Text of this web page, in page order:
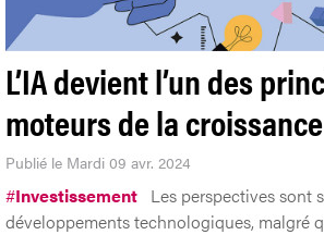
L’IA devient l’un des
moteurs de la croissance
Publié le Mardi 09 avr. 2024
#Investissement Les perspectives sont
développements technologiques, malgré